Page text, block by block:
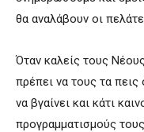
θα αναλάβουν οι
Όταν καλείς τους
πρέπει να τους τα
να βγαίνει και κάτι
προγραμματισμούς